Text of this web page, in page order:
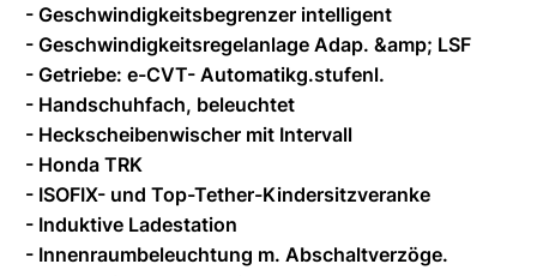
- Geschwindigkeitsbegrenzer intelligent
- Geschwindigkeitsregelanlage Adap. &amp; LSF
- Getriebe: e-CVT- Automatikg.stufenl.
- Handschuhfach, beleuchtet
- Heckscheibenwischer mit Intervall
- Honda TRK
- ISOFIX- und Top-Tether-Kindersitzveranke
- Induktive Ladestation
- Innenraumbeleuchtung m. Abschaltverzöge.